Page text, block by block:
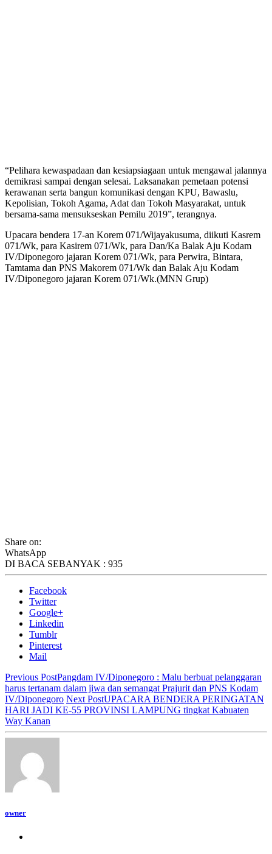
“Pelihara kewaspadaan dan kesiapsiagaan untuk mengawal jalannya
demikrasi sampai dengan selesai. Laksanakan pemetaan potensi
kerawanan serta bangun komunikasi dengan KPU, Bawaslu,
Kepolisian, Tokoh Agama, Adat dan Tokoh Masyarakat, untuk
bersama-sama mensukseskan Pemilu 2019”, terangnya.
Upacara bendera 17-an Korem 071/Wijayakusuma, diikuti Kasrem
071/Wk, para Kasirem 071/Wk, para Dan/Ka Balak Aju Kodam
IV/Diponegoro jajaran Korem 071/Wk, para Perwira, Bintara,
Tamtama dan PNS Makorem 071/Wk dan Balak Aju Kodam
IV/Diponegoro jajaran Korem 071/Wk.(MNN Grup)
Share on:
WhatsApp
DI BACA SEBANYAK : 935
Facebook
Twitter
Google+
Linkedin
Tumblr
Pinterest
Mail
Previous PostPangdam IV/Diponegoro : Malu berbuat pelanggaran
harus tertanam dalam jiwa dan semangat Prajurit dan PNS Kodam
IV/Diponegoro Next PostUPACARA BENDERA PERINGATAN
HARI JADI KE-55 PROVINSI LAMPUNG tingkat Kabuaten
Way Kanan
owner